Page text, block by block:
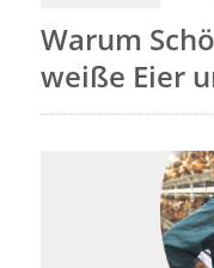
Warum
weiße Eier